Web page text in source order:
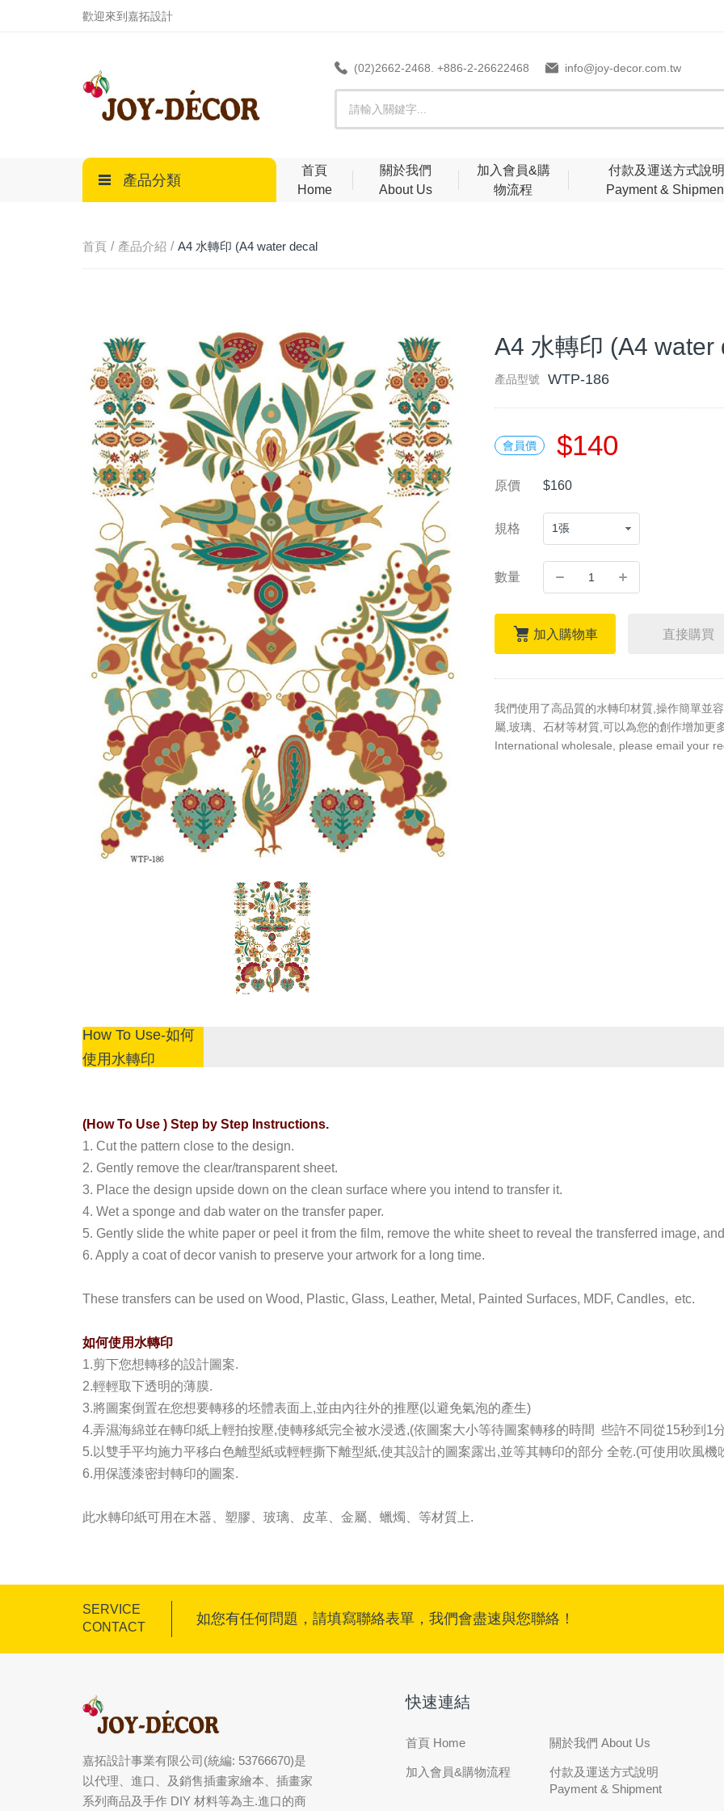
歡迎來到嘉拓設計
(02)2662-2468. +886-2-26622468 info@joy-decor.com.tw
產品分類
首頁
Home
關於我們
About Us
加入會員&購
物流程
付款及運送方式說明
Payment &
首頁 產品介紹
A4 水轉印 (A4 water decal
A4 水轉印 (A4 water
產品型號 WTP-186
會員價 $140
原價 $160
規格
數量
加入購物車 直接購買
我們使用了高品質的水轉印材質,操作簡單並
屬,玻璃、石材等材質,可以為您的創作增加更
International wholesale, please email your
How To Use-如何
使用水轉印
(How To Use ) Step by Step Instructions.
1. Cut the pattern close to the design.
2. Gently remove the clear/transparent sheet.
3. Place the design upside down on the clean surface where you intend to transfer it.
4. Wet a sponge and dab water on the transfer paper.
5. Gently slide the white paper or peel it from the film, remove the white sheet to reveal the transferred image,
6. Apply a coat of decor vanish to preserve your artwork for a long time.
These transfers can be used on Wood, Plastic, Glass, Leather, Metal, Painted Surfaces, MDF, Candles, etc.
如何使用水轉印
1.剪下您想轉移的設計圖案.
2.輕輕取下透明的薄膜.
3.將圖案倒置在您想要轉移的坯體表面上,並由內往外的推壓(以避免氣泡的產生)
4.弄濕海綿並在轉印紙上輕拍按壓,使轉移紙完全被水浸透,(依圖案大小等待圖案轉移的時間 些許不同從15秒到1
5.以雙手平均施力平移白色離型紙或輕輕撕下離型紙,使其設計的圖案露出,並等其轉印的部分 全乾.(可使用吹風機
6.用保護漆密封轉印的圖案.
此水轉印紙可用在木器、塑膠、玻璃、皮革、金屬、蠟燭、等材質上.
SERVICE
CONTACT
如您有任何問題，請填寫聯絡表單，我們會盡速與您聯絡！
嘉拓設計事業有限公司(統編: 53766670)是
以代理、進口、及銷售插畫家繪本、插畫家
系列商品及手作 DIY 材料等為主.進口的商
快速連結
首頁 Home 關於我們 About Us
加入會員&購物流程
付款及運送方式說明
Payment & Shipment